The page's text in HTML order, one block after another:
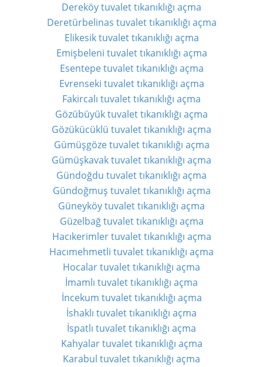
Dereköy tuvalet tıkanıklığı açma
Deretürbelinas tuvalet tıkanıklığı açma
Elikesik tuvalet tıkanıklığı açma
Emişbeleni tuvalet tıkanıklığı açma
Esentepe tuvalet tıkanıklığı açma
Evrenseki tuvalet tıkanıklığı açma
Fakircalı tuvalet tıkanıklığı açma
Gözübüyük tuvalet tıkanıklığı açma
Gözükücüklü tuvalet tıkanıklığı açma
Gümüşgöze tuvalet tıkanıklığı açma
Gümüşkavak tuvalet tıkanıklığı açma
Gündoğdu tuvalet tıkanıklığı açma
Gündoğmuş tuvalet tıkanıklığı açma
Güneyköy tuvalet tıkanıklığı açma
Güzelbağ tuvalet tıkanıklığı açma
Hacıkerimler tuvalet tıkanıklığı açma
Hacımehmetli tuvalet tıkanıklığı açma
Hocalar tuvalet tıkanıklığı açma
İmamlı tuvalet tıkanıklığı açma
İncekum tuvalet tıkanıklığı açma
İshaklı tuvalet tıkanıklığı açma
İspatlı tuvalet tıkanıklığı açma
Kahyalar tuvalet tıkanıklığı açma
Karabul tuvalet tıkanıklığı açma